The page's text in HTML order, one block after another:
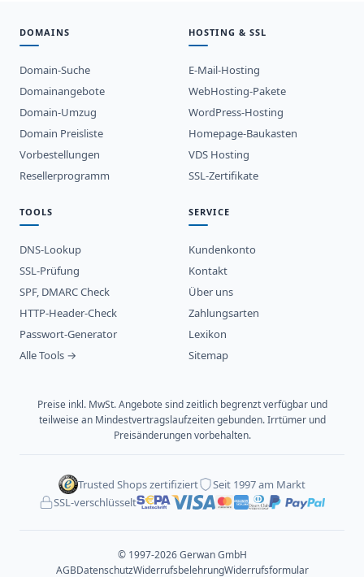
DOMAINS
Domain-Suche
Domainangebote
Domain-Umzug
Domain Preisliste
Vorbestellungen
Resellerprogramm
HOSTING & SSL
E-Mail-Hosting
WebHosting-Pakete
WordPress-Hosting
Homepage-Baukasten
VDS Hosting
SSL-Zertifikate
TOOLS
DNS-Lookup
SSL-Prüfung
SPF, DMARC Check
HTTP-Header-Check
Passwort-Generator
Alle Tools →
SERVICE
Kundenkonto
Kontakt
Über uns
Zahlungsarten
Lexikon
Sitemap
Preise inkl. MwSt. Angebote sind zeitlich begrenzt verfügbar und
teilweise an Mindestvertragslaufzeiten gebunden. Irrtümer und
Preisänderungen vorbehalten.
Trusted Shops zertifiziert
Seit 1997 am Markt
SSL-verschlüsselt
© 1997-2026 Gerwan GmbH
AGBDatenschutzWiderrufsbelehrungWiderrufsformular